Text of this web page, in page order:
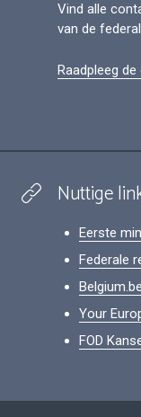
Vind alle
van de
Raadpleeg
Nuttige
Eerste
Federale
Belgium.be
Your
FOD